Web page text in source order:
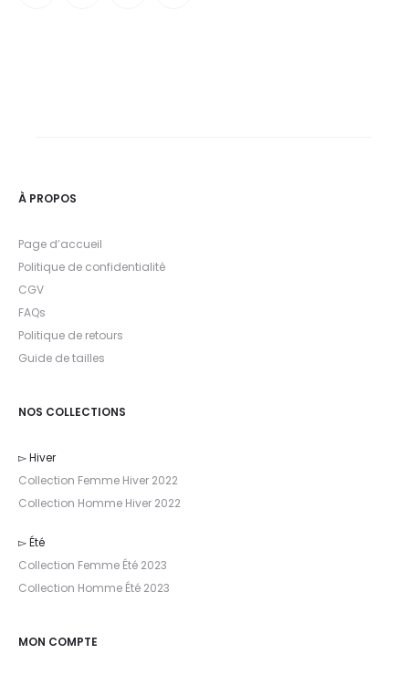
À PROPOS
Page d’accueil
Politique de confidentialité
CGV
FAQs
Politique de retours
Guide de tailles
NOS COLLECTIONS
▻ Hiver
Collection Femme Hiver 2022
Collection Homme Hiver 2022
▻ Été
Collection Femme Été 2023
Collection Homme Été 2023
MON COMPTE